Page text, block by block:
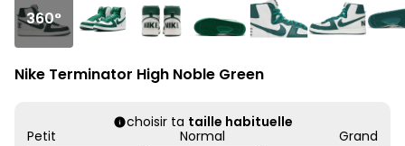
360°
Nike Terminator High Noble Green
choisir ta taille habituelle
Petit
Normal Grand